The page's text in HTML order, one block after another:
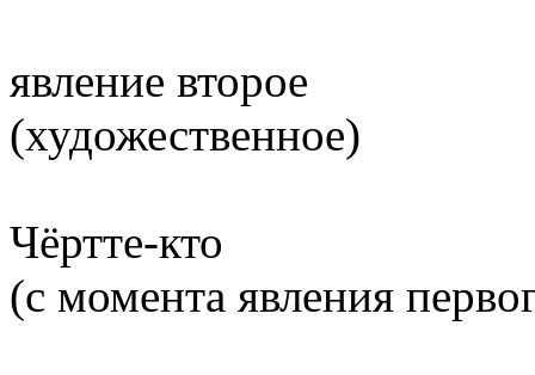
явление второе
(художественное)
Чёртте-кто
(с момента явления